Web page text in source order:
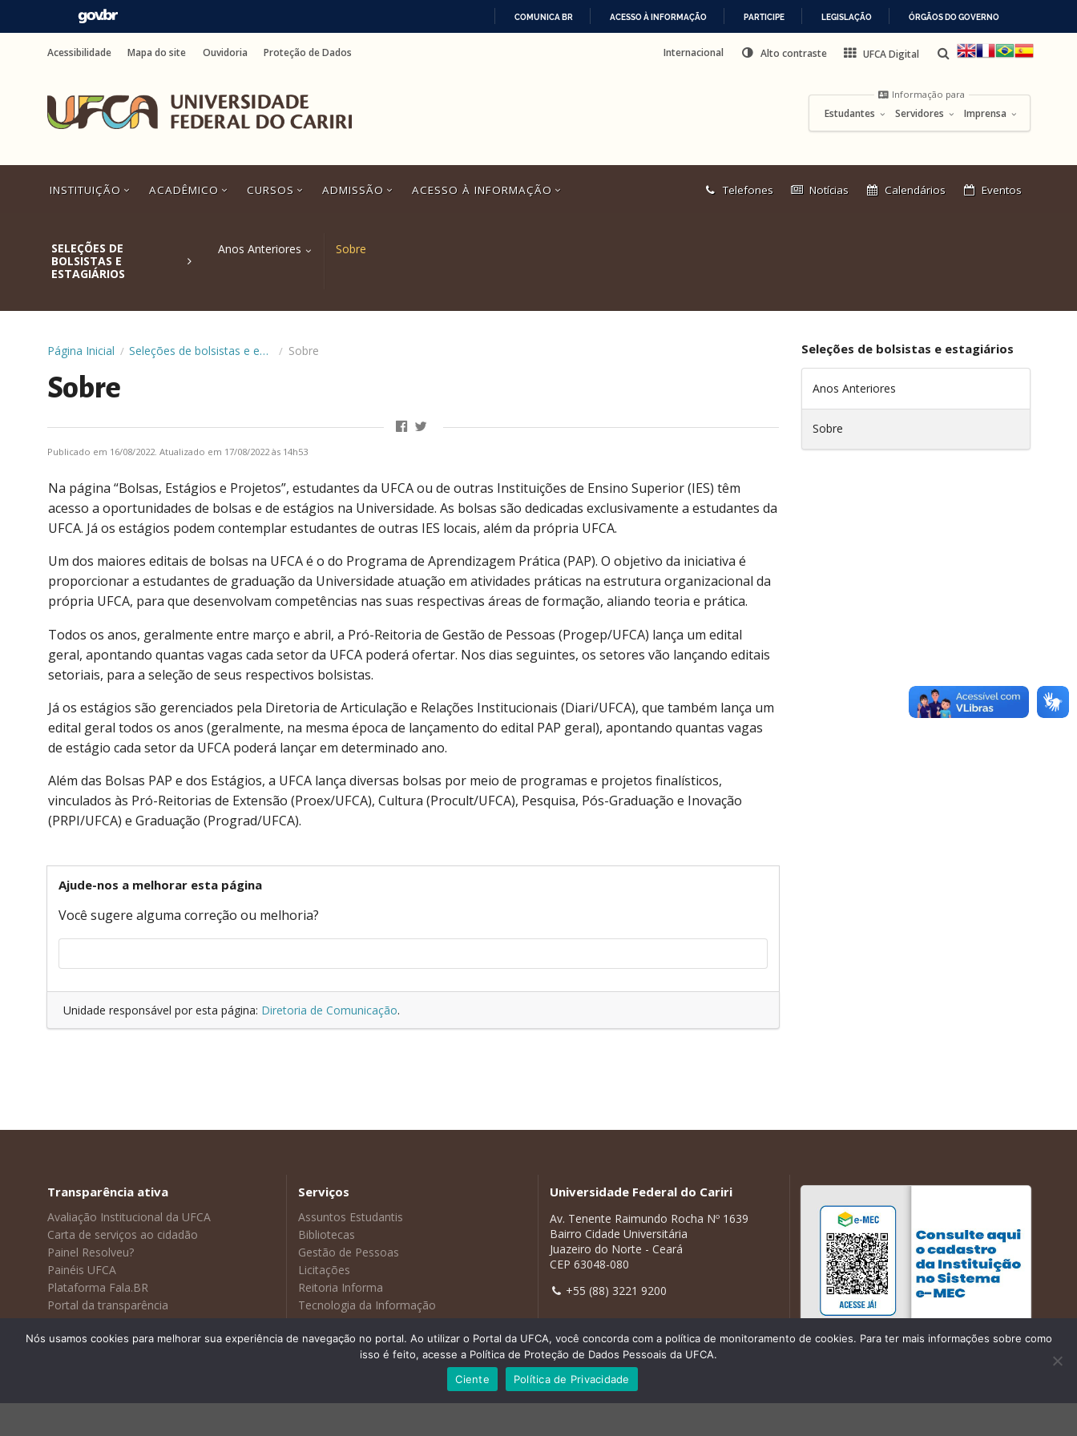
COMUNICA BR ACESSO À INFORMAÇÃO PARTICIPE LEGISLAÇÃO ÓRGÃOS DO GOVERNO
para
para
busca
rodapé
Acessibilidade Mapa do site Ouvidoria Proteção de Dados Internacional Alto contraste UFCA Digital
Informação para
Estudantes Servidores Imprensa
INSTITUIÇÃO ACADÊMICO CURSOS ADMISSÃO ACESSO À INFORMAÇÃO
Link
Telefones Notícias Calendários Eventos
SELEÇÕES DE
BOLSISTAS E
ESTAGIÁRIOS
Anos Anteriores Sobre
Página Inicial / Seleções de bolsistas e estagiários / Sobre
Sobre
Publicado em 16/08/2022. Atualizado em 17/08/2022 às 14h53
Na página “Bolsas, Estágios e Projetos”, estudantes da UFCA ou de outras Instituições de Ensino Superior (IES) têm
acesso a oportunidades de bolsas e de estágios na Universidade. As bolsas são dedicadas exclusivamente a estudantes da
UFCA. Já os estágios podem contemplar estudantes de outras IES locais, além da própria UFCA.
Um dos maiores editais de bolsas na UFCA é o do Programa de Aprendizagem Prática (PAP). O objetivo da iniciativa é
proporcionar a estudantes de graduação da Universidade atuação em atividades práticas na estrutura organizacional da
própria UFCA, para que desenvolvam competências nas suas respectivas áreas de formação, aliando teoria e prática.
Todos os anos, geralmente entre março e abril, a Pró-Reitoria de Gestão de Pessoas (Progep/UFCA) lança um edital
geral, apontando quantas vagas cada setor da UFCA poderá ofertar. Nos dias seguintes, os setores vão lançando editais
setoriais, para a seleção de seus respectivos bolsistas.
Já os estágios são gerenciados pela Diretoria de Articulação e Relações Institucionais (Diari/UFCA), que também lança um
edital geral todos os anos (geralmente, na mesma época de lançamento do edital PAP geral), apontando quantas vagas
de estágio cada setor da UFCA poderá lançar em determinado ano.
Além das Bolsas PAP e dos Estágios, a UFCA lança diversas bolsas por meio de programas e projetos finalísticos,
vinculados às Pró-Reitorias de Extensão (Proex/UFCA), Cultura (Procult/UFCA), Pesquisa, Pós-Graduação e Inovação
(PRPI/UFCA) e Graduação (Prograd/UFCA).
Ajude-nos a melhorar esta página
Você sugere alguma correção ou melhoria?
Unidade responsável por esta página: Diretoria de Comunicação.
Seleções de bolsistas e estagiários
Anos Anteriores
Sobre
Transparência ativa
Avaliação Institucional da UFCA
Carta de serviços ao cidadão
Painel Resolveu?
Painéis UFCA
Plataforma Fala.BR
Portal da transparência
Serviços
Assuntos Estudantis
Bibliotecas
Gestão de Pessoas
Licitações
Reitoria Informa
Tecnologia da Informação
Webmail
Universidade Federal do Cariri
Av. Tenente Raimundo Rocha Nº 1639
Bairro Cidade Universitária
Juazeiro do Norte - Ceará
CEP 63048-080
+55 (88) 3221 9200
Nós usamos cookies para melhorar sua experiência de navegação no portal. Ao utilizar o Portal da UFCA, você concorda com a política de monitoramento de cookies. Para ter mais informações sobre como
isso é feito, acesse a Política de Proteção de Dados Pessoais da UFCA.
Ciente
Política de Privacidade